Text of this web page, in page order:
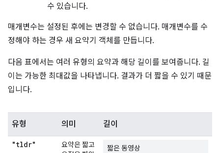
수 있습니다.
매개변수는 설정된 후에는 변경할 수 없습니다. 매개변수를 수
정해야 하는 경우 새 요약기 객체를 만듭니다.
다음 표에서는 여러 유형의 요약과 해당 길이를 보여줍니다. 길
이는 가능한 최대값을 나타냅니다. 결과가 더 짧을 수 있기 때문
입니다.
유형 의미 길이
"tldr"
요약은 짧고
짧은 동영상